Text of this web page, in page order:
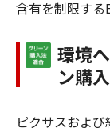
含有を制限する
環境
ン購
ピクサスおよ